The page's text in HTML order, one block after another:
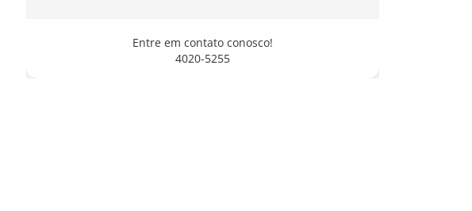
Entre em contato conosco!
4020-5255